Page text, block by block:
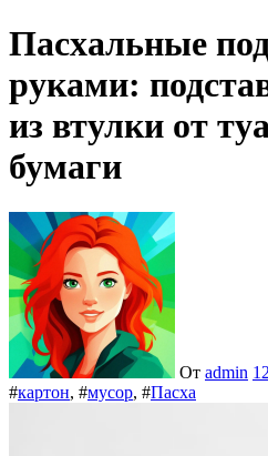
Пасхальные
руками:
из втулки от
бумаги
От admin
#картон, #мусор, #Пасха